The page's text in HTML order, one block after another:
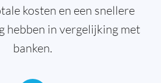
kosten en een snellere
hebben in vergelijking met
banken.